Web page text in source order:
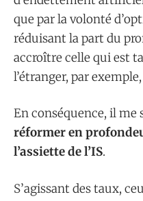
que par la volonté
réduisant la part du
accroître celle qui est
l’étranger, par
En conséquence, il me
réformer en
l’assiette de l’IS.
S’agissant des taux,